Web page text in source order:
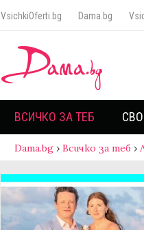
VsichkiOferti.bg Dama.bg
ВСИЧКО ЗА ТЕБ
Dama.bg › Всичко за теб ›